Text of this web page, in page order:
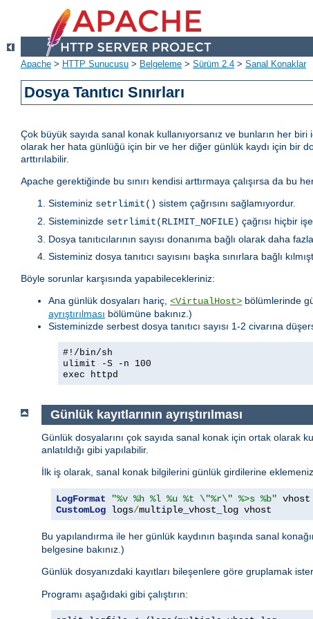
Apache > HTTP Sunucusu > Belgeleme > Sürüm 2.4 > Sanal Konaklar
Dosya Tanıtıcı Sınırları
Çok büyük sayıda sanal konak kullanıyorsanız ve bunların her biri
olarak her hata günlüğü için bir ve her diğer günlük kaydı için bir
arttırılabilir.
Apache gerektiğinde bu sınırı kendisi arttırmaya çalışırsa da bu
Sisteminiz setrlimit() sistem çağrısını sağlamıyordur.
Sisteminizde setrlimit(RLIMIT_NOFILE) çağrısı hiçbir
Dosya tanıtıcılarının sayısı donanıma bağlı olarak daha
Sisteminiz dosya tanıtıcı sayısını başka sınırlara bağlı
Böyle sorunlar karşısında yapabilecekleriniz:
Ana günlük dosyaları hariç, <VirtualHost> bölümlerinde
ayrıştırılması bölümüne bakınız.)
Sisteminizde serbest dosya tanıtıcı sayısı 1-2 civarına
#!/bin/sh
ulimit -S -n 100
exec httpd
Günlük kayıtlarının ayrıştırılması
Günlük dosyalarını çok sayıda sanal konak için ortak olarak
anlatıldığı gibi yapılabilir.
İlk iş olarak, sanal konak bilgilerini günlük girdilerine
LogFormat "%v %h %l %u %t \"%r\" %>s %b"
CustomLog logs/multiple_vhost_log vhost
Bu yapılandırma ile her günlük kaydının başında sanal
belgesine bakınız.)
Günlük dosyanızdaki kayıtları bileşenlere göre gruplamak
Programı aşağıdaki gibi çalıştırın: